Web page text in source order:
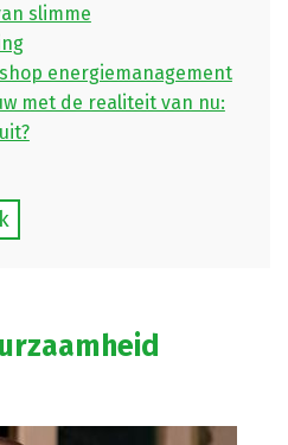
slimme
energiemanagement
met de realiteit van nu: